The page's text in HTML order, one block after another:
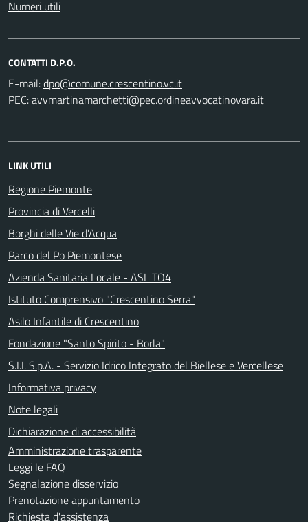
Numeri utili
CONTATTI D.P.O.
E-mail:
PEC:
LINK UTILI
Regione Piemonte
Provincia di Vercelli
Borghi delle Vie d’Acqua
Parco del Po Piemontese
Azienda Sanitaria Locale - ASL TO4
Istituto Comprensivo "Crescentino Serra"
Asilo Infantile di Crescentino
Fondazione "Santo Spirito - Borla"
S.I.I. S.p.A. - Servizio Idrico Integrato del Biellese e Vercellese
Informativa privacy
Note legali
Dichiarazione di accessibilità
Amministrazione trasparente
Leggi le FAQ
Segnalazione disservizio
Prenotazione appuntamento
Richiesta d'assistenza